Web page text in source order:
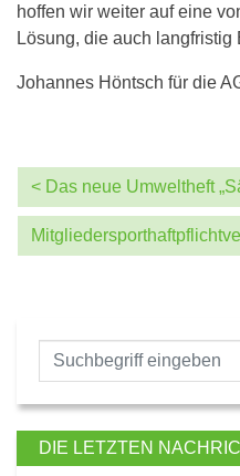
hoffen wir weiter auf eine
Lösung, die auch langfristig
Johannes Höntsch für die
< Das neue Umweltheft
DIE LETZTEN